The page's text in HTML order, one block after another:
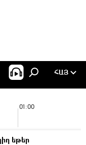
ՀԱՅ
01:00
եթեր